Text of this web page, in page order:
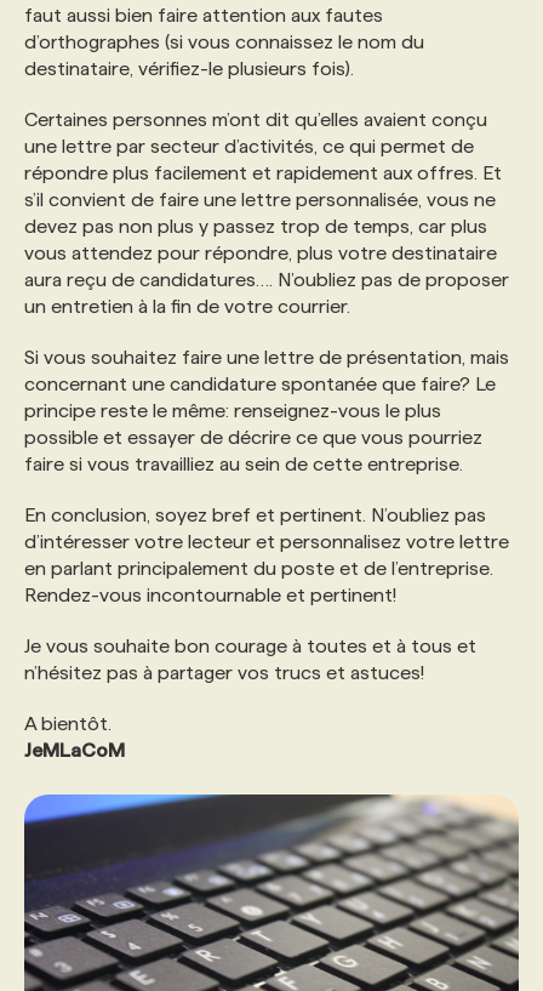
faut aussi bien faire attention aux fautes
d’orthographes (si vous connaissez le nom du
destinataire, vérifiez-le plusieurs fois).
Certaines personnes m’ont dit qu’elles avaient conçu
une lettre par secteur d’activités, ce qui permet de
répondre plus facilement et rapidement aux offres. Et
s’il convient de faire une lettre personnalisée, vous ne
devez pas non plus y passez trop de temps, car plus
vous attendez pour répondre, plus votre destinataire
aura reçu de candidatures…. N’oubliez pas de proposer
un entretien à la fin de votre courrier.
Si vous souhaitez faire une lettre de présentation, mais
concernant une candidature spontanée que faire? Le
principe reste le même: renseignez-vous le plus
possible et essayer de décrire ce que vous pourriez
faire si vous travailliez au sein de cette entreprise.
En conclusion, soyez bref et pertinent. N’oubliez pas
d’intéresser votre lecteur et personnalisez votre lettre
en parlant principalement du poste et de l’entreprise.
Rendez-vous incontournable et pertinent!
Je vous souhaite bon courage à toutes et à tous et
n’hésitez pas à partager vos trucs et astuces!
A bientôt.
JeMLaCoM